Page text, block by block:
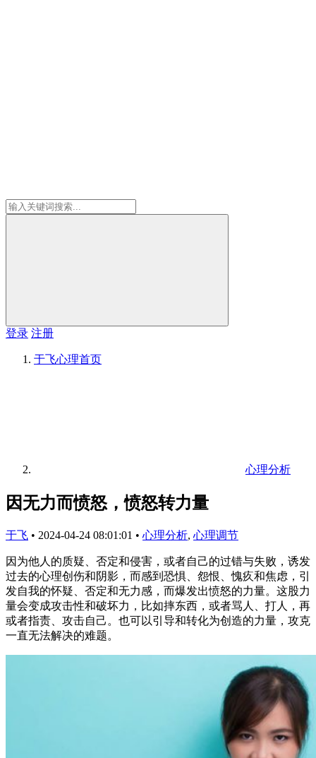
登录 注册
于飞心理首页
心理分析
因无力而愤怒，愤怒转力量
于飞 • 2024-04-24 08:01:01 • 心理分析, 心理调节
因为他人的质疑、否定和侵害，或者自己的过错与失败，诱发
过去的心理创伤和阴影，而感到恐惧、怨恨、愧疚和焦虑，引
发自我的怀疑、否定和无力感，而爆发出愤怒的力量。这股力
量会变成攻击性和破坏力，比如摔东西，或者骂人、打人，再
或者指责、攻击自己。也可以引导和转化为创造的力量，攻克
一直无法解决的难题。